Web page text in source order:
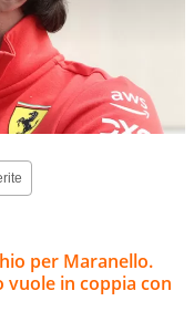
per Maranello.
vuole in coppia con